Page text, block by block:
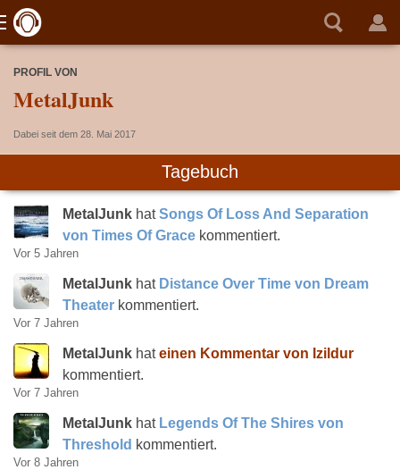
PROFIL VON
MetalJunk
Dabei seit dem 28. Mai 2017
Tagebuch
MetalJunk hatSongs Of Loss And Separation
von Times Of Grace kommentiert.
Vor 5 Jahren
MetalJunk hat Distance Over Time von Dream
Theater kommentiert.
Vor 7 Jahren
MetalJunk hateinen Kommentar von Izildur
kommentiert.
Vor 7 Jahren
MetalJunk hat Legends Of The Shires von
Threshold kommentiert.
Vor 8 Jahren